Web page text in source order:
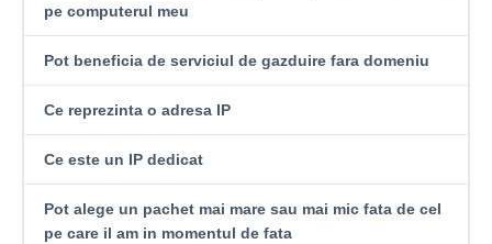
pe computerul meu
Pot beneficia de serviciul de gazduire fara domeniu
Ce reprezinta o adresa IP
Ce este un IP dedicat
Pot alege un pachet mai mare sau mai mic fata de cel
pe care il am in momentul de fata